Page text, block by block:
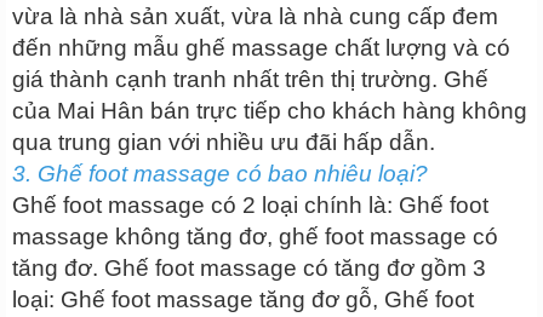
vừa là nhà sản xuất, vừa là nhà cung cấp đem
đến những mẫu ghế massage chất lượng và có
giá thành cạnh tranh nhất trên thị trường. Ghế
của Mai Hân bán trực tiếp cho khách hàng không
qua trung gian với nhiều ưu đãi hấp dẫn.
3. Ghế foot massage có bao nhiêu loại?
Ghế foot massage có 2 loại chính là: Ghế foot
massage không tăng đơ, ghế foot massage có
tăng đơ. Ghế foot massage có tăng đơ gồm 3
loại: Ghế foot massage tăng đơ gỗ, Ghế foot